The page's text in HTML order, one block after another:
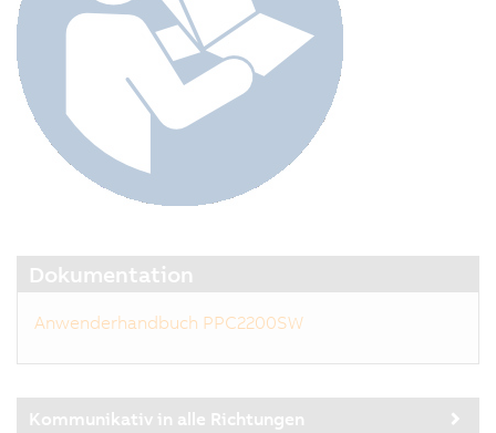
Dokumentation
Anwenderhandbuch PPC2200SW
Kommunikativ in alle Richtungen